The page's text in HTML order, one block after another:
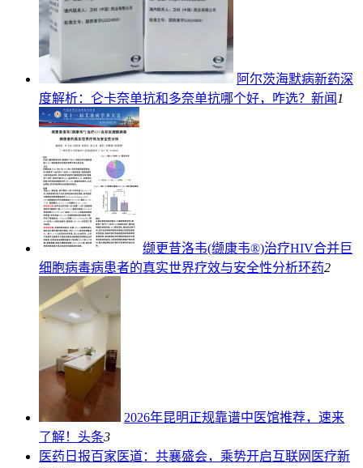
阿尔茨海默病新药深
度解析：仑卡奈单抗和多奈单抗哪个好，咋选？ 新闻 1
缬更昔洛韦(缬康韦®)治疗HIV合并巨
细胞病毒病患者的真实世界疗效与安全性分析环药2
2026年昆明正规靠谱中医馆推荐，速来
了解！ 头条3
医药日报百家医道：共襄盛会，乘势开启互联网医疗新